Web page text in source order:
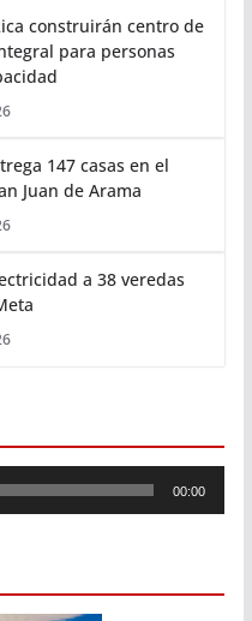
construirán centro de
para personas
147 casas en el
Juan de Arama
a 38 veredas
00:00